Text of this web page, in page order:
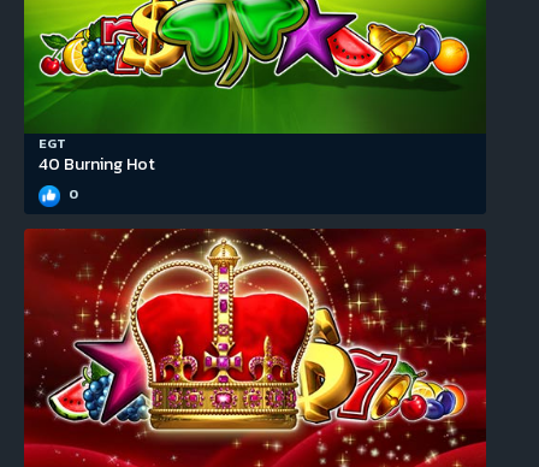
EGT
40 Burning Hot
0